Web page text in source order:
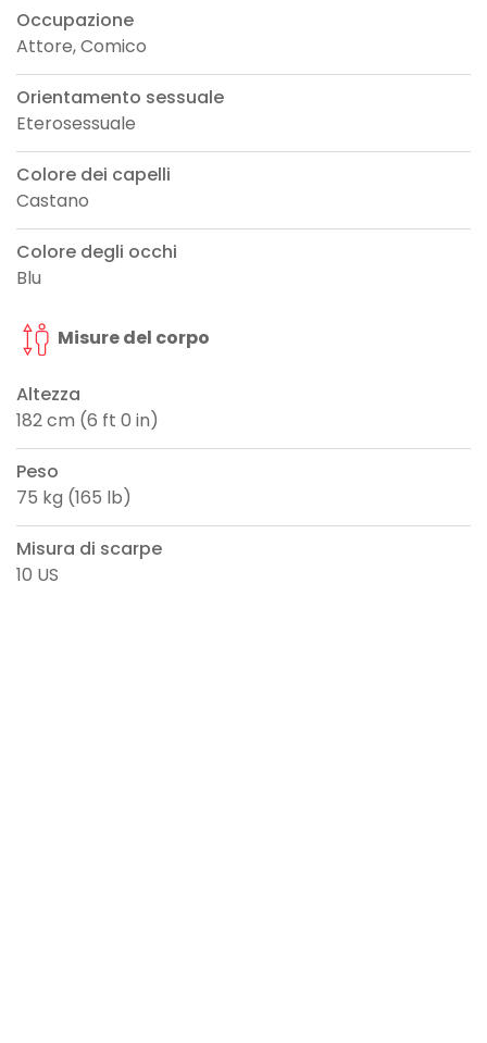
Occupazione
Attore, Comico
Orientamento sessuale
Eterosessuale
Colore dei capelli
Castano
Colore degli occhi
Blu
Misure del corpo
Altezza
182 cm (6 ft 0 in)
Peso
75 kg (165 lb)
Misura di scarpe
10 US